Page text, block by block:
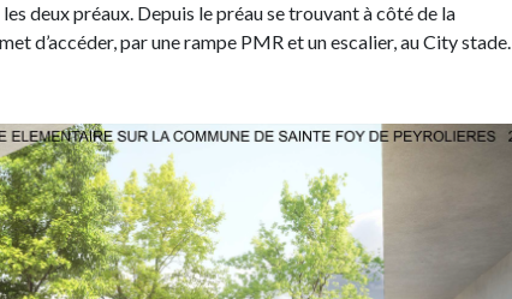
deux préaux. Depuis le préau se trouvant à côté de la
d’accéder, par une rampe PMR et un escalier, au City stade.